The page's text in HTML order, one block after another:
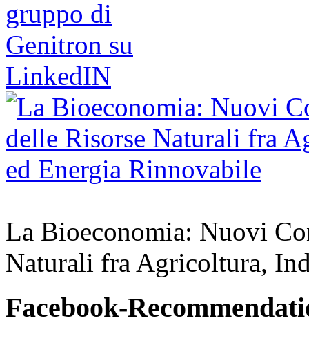
La Bioeconomia: Nuovi
Naturali fra Agricoltura,
Facebook-